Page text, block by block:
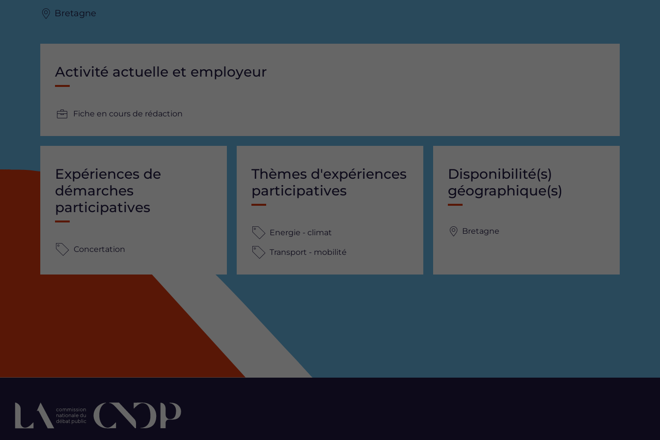
Bretagne
Activité actuelle et employeur
Fiche en cours de rédaction
Expériences de
démarches
participatives
Concertation
Thèmes d'expériences
participatives
Energie - climat
Transport - mobilité
Disponibilité(s)
géographique(s)
Bretagne